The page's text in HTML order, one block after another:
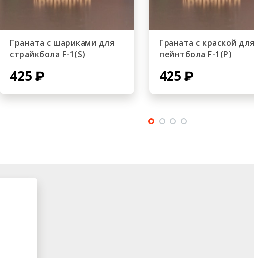
Граната с шариками для
страйкбола F-1(S)
425
Граната с краской для
пейнтбола F-1(P)
425